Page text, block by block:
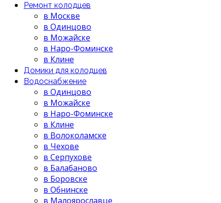
Ремонт колодцев
в Москве
в Одинцово
в Можайске
в Наро-Фоминске
в Клине
Домики для колодцев
Водоснабжение
в Одинцово
в Можайске
в Наро-Фоминске
в Клине
в Волоколамске
в Чехове
в Серпухове
в Балабаново
в Боровске
в Обнинске
в Малоярославце